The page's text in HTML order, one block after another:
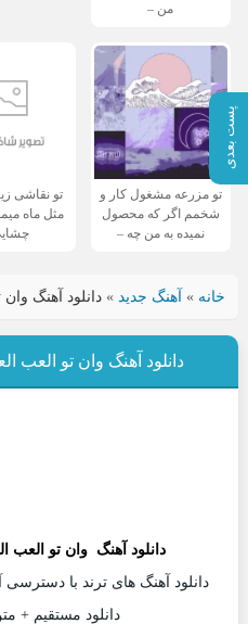
من –
تو مزرعه مشغول کار و
شخمم اگر که محصول
نمیده به من چه –
تو نقاشی
مثل ماه
خانه » آهنگ جدید» دانلود آهنگ
پست بعدی
دانلود آهنگ وان تو العب
دانلود آهنگ
وان تو العب
دانلود آهنگ های ترند با
دانلود مستقیم +